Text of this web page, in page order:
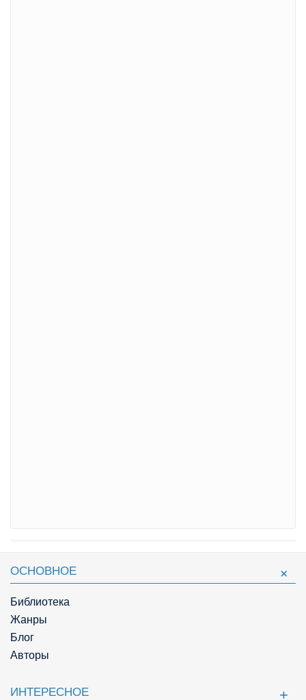
ОСНОВНОЕ
Библиотека
Жанры
Блог
Авторы
ИНТЕРЕСНОЕ